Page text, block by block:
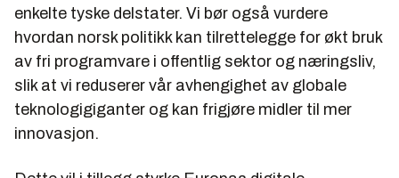
enkelte tyske delstater. Vi bør også vurdere
hvordan norsk politikk kan tilrettelegge for økt bruk
av fri programvare i offentlig sektor og næringsliv,
slik at vi reduserer vår avhengighet av globale
teknologigiganter og kan frigjøre midler til mer
innovasjon.